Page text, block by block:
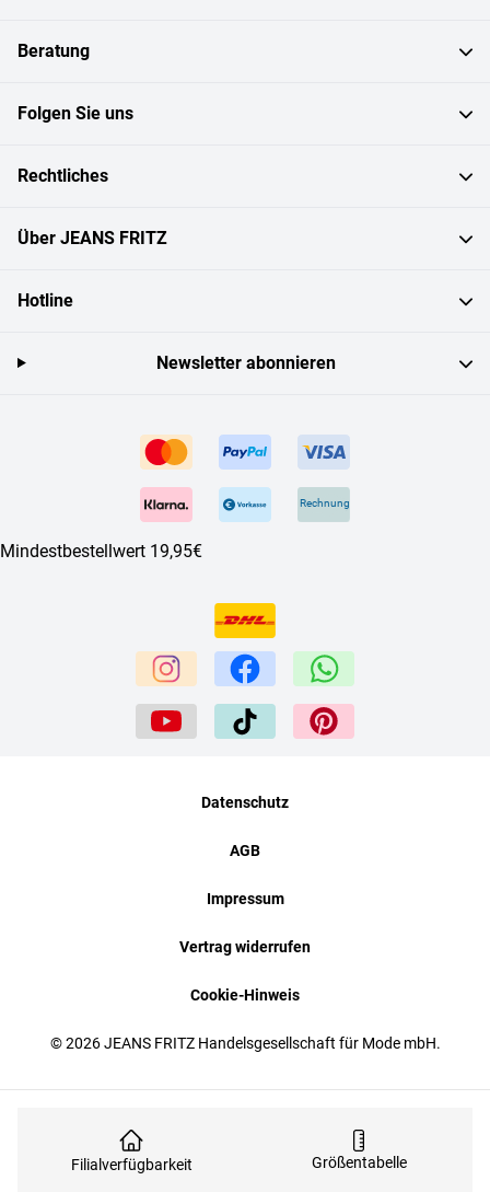
Filialverfügbarkeit Größentabelle
Beratung
Folgen Sie uns
Rechtliches
Über JEANS FRITZ
Hotline
Rechnung
Mindestbestellwert 19,95€
Newsletter abonnieren
© 2026 JEANS FRITZ Handelsgesellschaft für Mode mbH.
Datenschutz
AGB
Impressum
Vertrag widerrufen
Cookie-Hinweis